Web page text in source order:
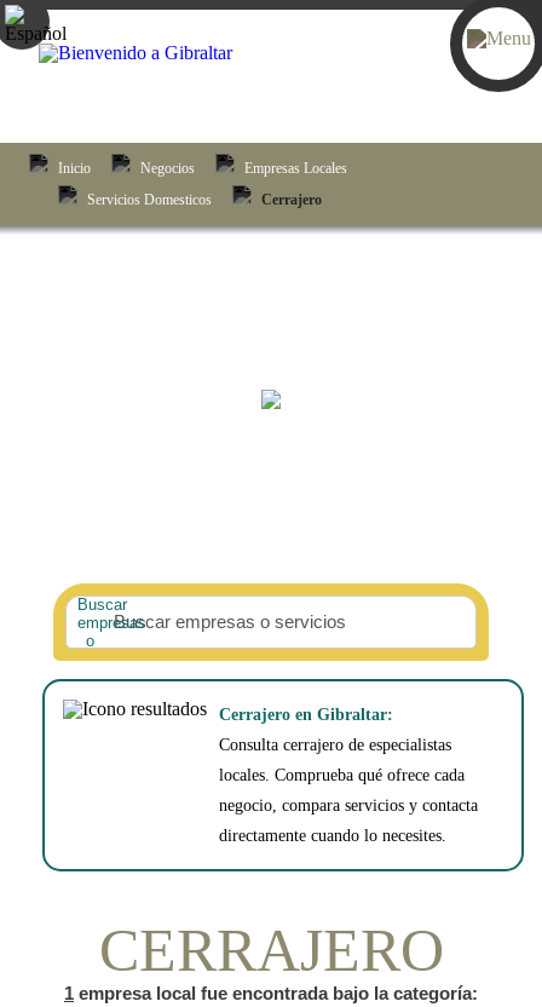
Inicio Negocios
Empresas Locales
Servicios Domesticos
Cerrajero
Buscar empresas o servicios
Cerrajero en Gibraltar:
Consulta cerrajero de especialistas
locales. Comprueba qué ofrece cada
negocio, compara servicios y contacta
directamente cuando lo necesites.
CERRAJERO
1 empresa local fue encontrada bajo la categoría: